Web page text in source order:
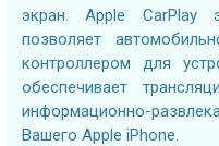
экран. Apple CarPlay
позволяет
контроллером для
обеспечивает
информационно-
Вашего Apple iPhone.